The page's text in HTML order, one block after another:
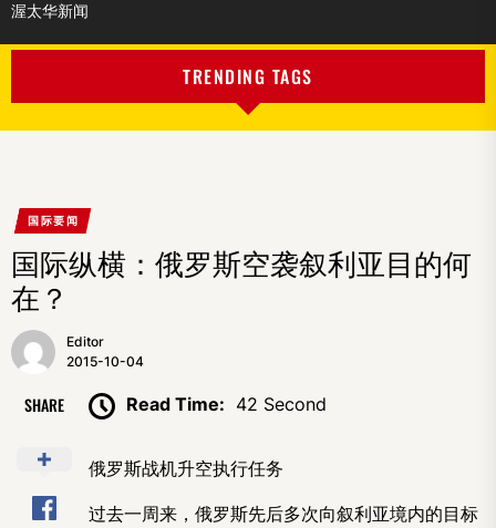
渥太华新闻
TRENDING TAGS
国际要闻
国际纵横：俄罗斯空袭叙利亚目的何
在？
Editor
2015-10-04
SHARE Read Time: 42 Second
俄罗斯战机升空执行任务
过去一周来，俄罗斯先后多次向叙利亚境内的目标